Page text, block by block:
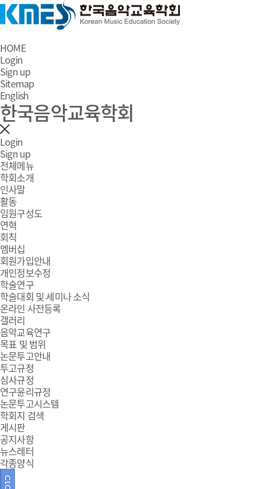
HOME
Login
Sign up
Sitemap
English
한국음악교육학회
Login
Sign up
전체메뉴
학회소개
인사말
활동
임원구성도
연혁
회칙
멤버십
회원가입안내
개인정보수정
학술연구
학술대회 및 세미나 소식
온라인 사전등록
갤러리
음악교육연구
목표 및 범위
논문투고안내
투고규정
심사규정
연구윤리규정
논문투고시스템
학회지 검색
게시판
공지사항
뉴스레터
각종양식